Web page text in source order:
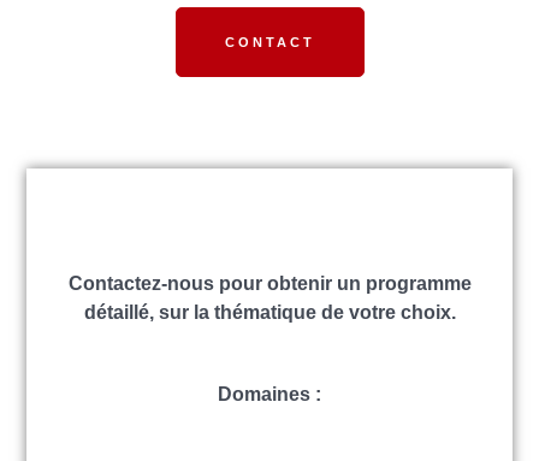
CONTACT
Contactez-nous pour obtenir un programme
détaillé, sur la thématique de votre choix.
Domaines :